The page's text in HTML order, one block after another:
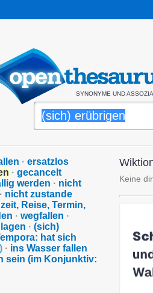
SYNONYME UND
· ersatzlos
· gecancelt
werden · nicht
· nicht zustande
Reise, Termin,
· wegfallen ·
· (sich)
hat sich
) · ins Wasser fallen
sein (im Konjunktiv:
Keine